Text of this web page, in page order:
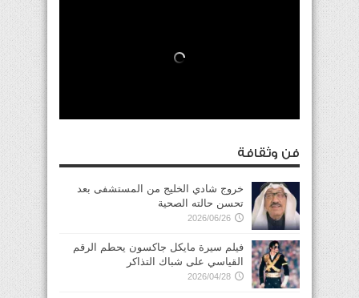
فن وثقافة
خروج شادي الخليج من المستشفى بعد
تحسن حالته الصحية
2026/06/26
فيلم سيرة مايكل جاكسون يحطم الرقم
القياسي على شباك التذاكر
2026/04/28